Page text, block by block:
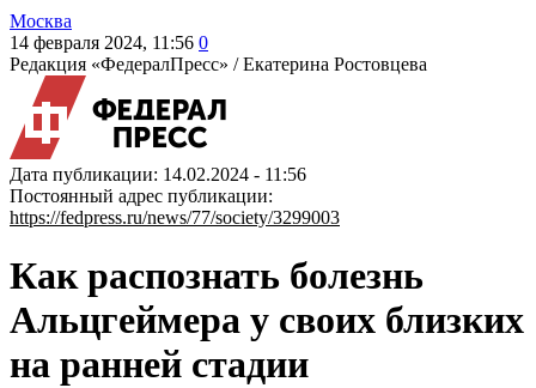
Москва
14 февраля 2024, 11:56 0
Редакция «ФедералПресс» /Екатерина Ростовцева
Дата публикации: 14.02.2024 - 11:56
Постоянный адрес публикации:
https://fedpress.ru/news/77/society/3299003
Как распознать болезнь
Альцгеймера у своих близких
на ранней стадии